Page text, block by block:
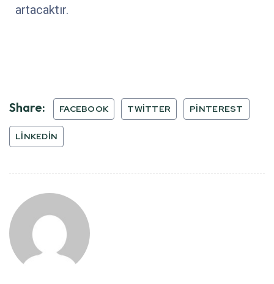
artacaktır.
Share: FACEBOOK TWITTER PINTEREST
LINKEDIN